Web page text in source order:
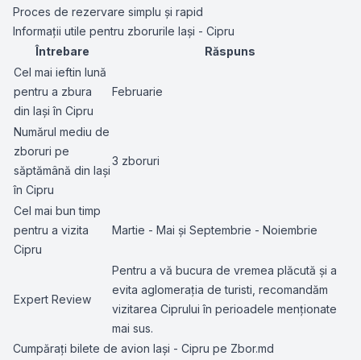
Proces de rezervare simplu și rapid
Informații utile pentru zborurile Iași - Cipru
Întrebare
Răspuns
Cel mai ieftin lună
pentru a zbura
din Iași în Cipru
Februarie
Numărul mediu de
zboruri pe
săptămână din Iași
în Cipru
3 zboruri
Cel mai bun timp
pentru a vizita
Cipru
Martie - Mai și Septembrie - Noiembrie
Expert Review
Pentru a vă bucura de vremea plăcută și a
evita aglomerația de turisti, recomandăm
vizitarea Ciprului în perioadele menționate
mai sus.
Cumpărați bilete de avion Iași - Cipru pe Zbor.md